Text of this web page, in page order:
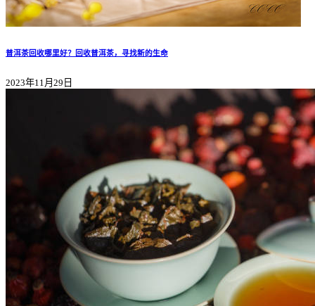
普洱茶回收哪里好？回收普洱茶，寻找新的生命
2023年11月29日